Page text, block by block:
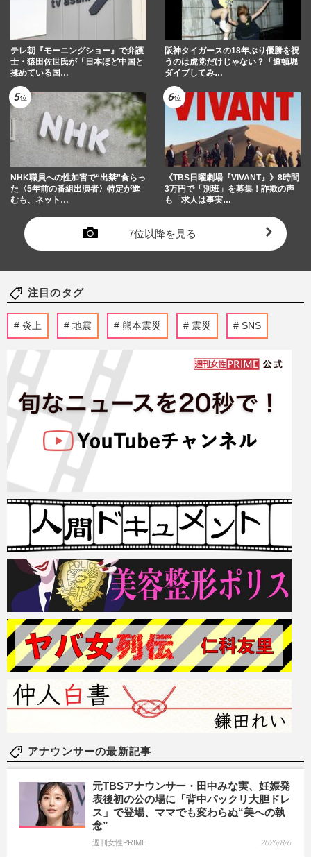
テレ朝『モーニングショー』で弁護
士・猿田佐世氏が「日本ほど中国と
揉めている国…
阪神タイガースの18年ぶり優勝を祝
うのは虎党だけじゃない？「道頓堀
ダイブしてみ…
NHK職員への性加害で“出禁”食らっ
た〈5年前の番組出演者〉特定が進
むも、ネット…
《TBS日曜劇場『VIVANT』》8時間
3万円で「別班」を募集！詐欺の声
も「求人は事実…
7位以降を見る
注目のタグ
炎上 地震 熊本震災 震災 SNS
アナウンサーの最新記事
元TBSアナウンサー・田中みな実、妊娠発
表後初の公の場に「背中パックリ大胆ドレ
ス」で登場、ママでも変わらぬ“美への執
念”
週刊女性PRIME 2026/8/6